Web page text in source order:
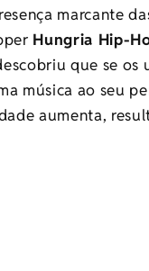
marcante
Hungria Hip-
que se os
música ao seu
aumenta,